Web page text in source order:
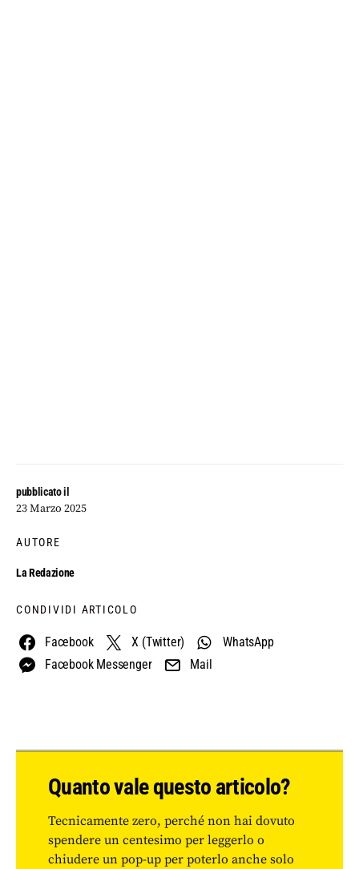
pubblicato il
23 Marzo 2025
AUTORE
La Redazione
CONDIVIDI ARTICOLO
Facebook X (Twitter)
WhatsApp
Facebook Messenger
Mail
Quanto vale questo articolo?
Tecnicamente zero, perché non hai dovuto
spendere un centesimo per leggerlo o
chiudere un pop-up per poterlo anche solo